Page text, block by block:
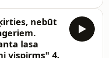
kad vēlies
un kā
šoreiz lasa
- un nu jau
nebūt
lasa
vispirms" 4.